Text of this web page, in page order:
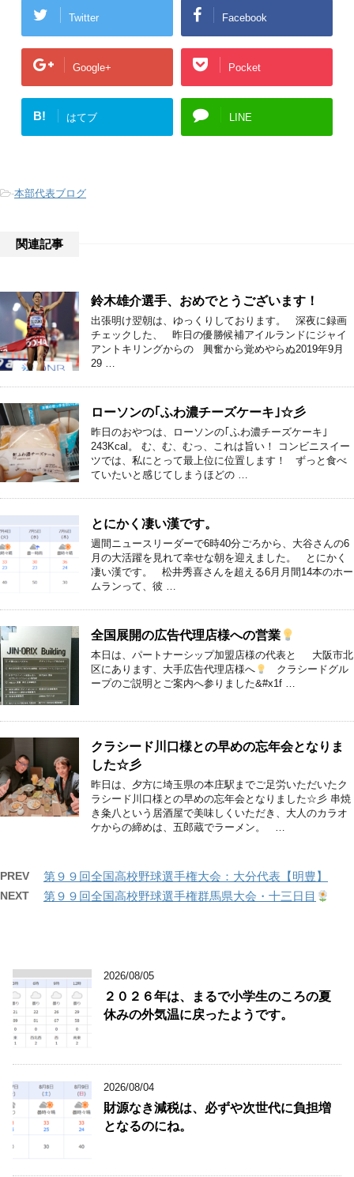
Twitter Facebook
Google+ Pocket
B! はてブ LINE
-本部代表ブログ
関連記事
鈴木雄介選手、おめでとうございます！
出張明け翌朝は、ゆっくりしております。 深夜に録画
チェックした、 昨日の優勝候補アイルランドにジャイ
アントキリングからの 興奮から覚めやらぬ2019年9月
29 …
ローソンの｢ふわ濃チーズケーキ｣☆彡
昨日のおやつは、ローソンの｢ふわ濃チーズケーキ｣
243Kcal。 む、む、むっ、これは旨い！ コンビニスイー
ツでは、私にとって最上位に位置します！ ずっと食べ
ていたいと感じてしまうほどの …
とにかく凄い漢です。
週間ニュースリーダーで6時40分ごろから、大谷さんの6
月の大活躍を見れて幸せな朝を迎えました。 とにかく
凄い漢です。 松井秀喜さんを超える6月月間14本のホー
ムランって、彼 …
全国展開の広告代理店様への営業
本日は、パートナーシップ加盟店様の代表と 大阪市北
区にあります、大手広告代理店様へ
クラシードグル
ープのご説明とご案内へ参りました&#x1f …
クラシード川口様との早めの忘年会となりま
した☆彡
昨日は、夕方に埼玉県の本庄駅までご足労いただいたク
ラシード川口様との早めの忘年会となりました☆彡 串焼
き粂八という居酒屋で美味しくいただき、大人のカラオ
ケからの締めは、五郎蔵でラーメン。 …
PREV 第９９回全国高校野球選手権大会：大分代表【明豊】
NEXT 第９９回全国高校野球選手権群馬県大会・十三日目
2026/08/05
２０２６年は、まるで小学生のころの夏
休みの外気温に戻ったようです。
2026/08/04
財源なき減税は、必ずや次世代に負担増
となるのにね。